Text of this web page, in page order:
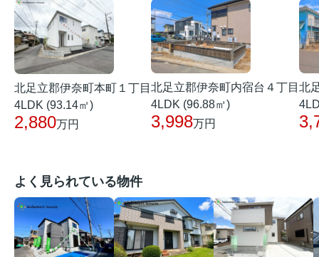
北足立郡伊奈町本町１丁目
4LDK (93.14㎡)
2,880万円
北足立郡伊奈町内宿台４丁目
4LDK (96.88㎡)
3,998万円
北
よく見られている物件